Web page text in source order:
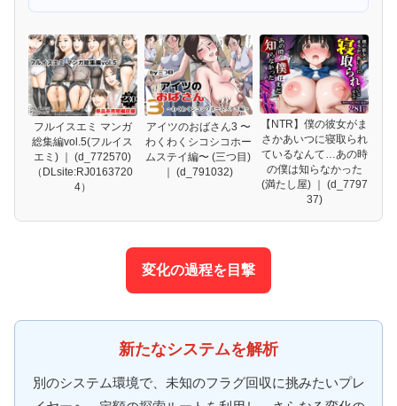
フルイスエミ マンガ
総集編vol.5(フルイス
エミ) ｜ (d_772570)
（DLsite:RJ0163720
4）
アイツのおばさん3 〜
わくわくシコシコホー
ムステイ編〜 (三つ目)
｜ (d_791032)
【NTR】僕の彼女がま
さかあいつに寝取られ
ているなんて…あの時
の僕は知らなかった
(満たし屋) ｜ (d_7797
37)
変化の過程を目撃
新たなシステムを解析
別のシステム環境で、未知のフラグ回収に挑みたいプレ